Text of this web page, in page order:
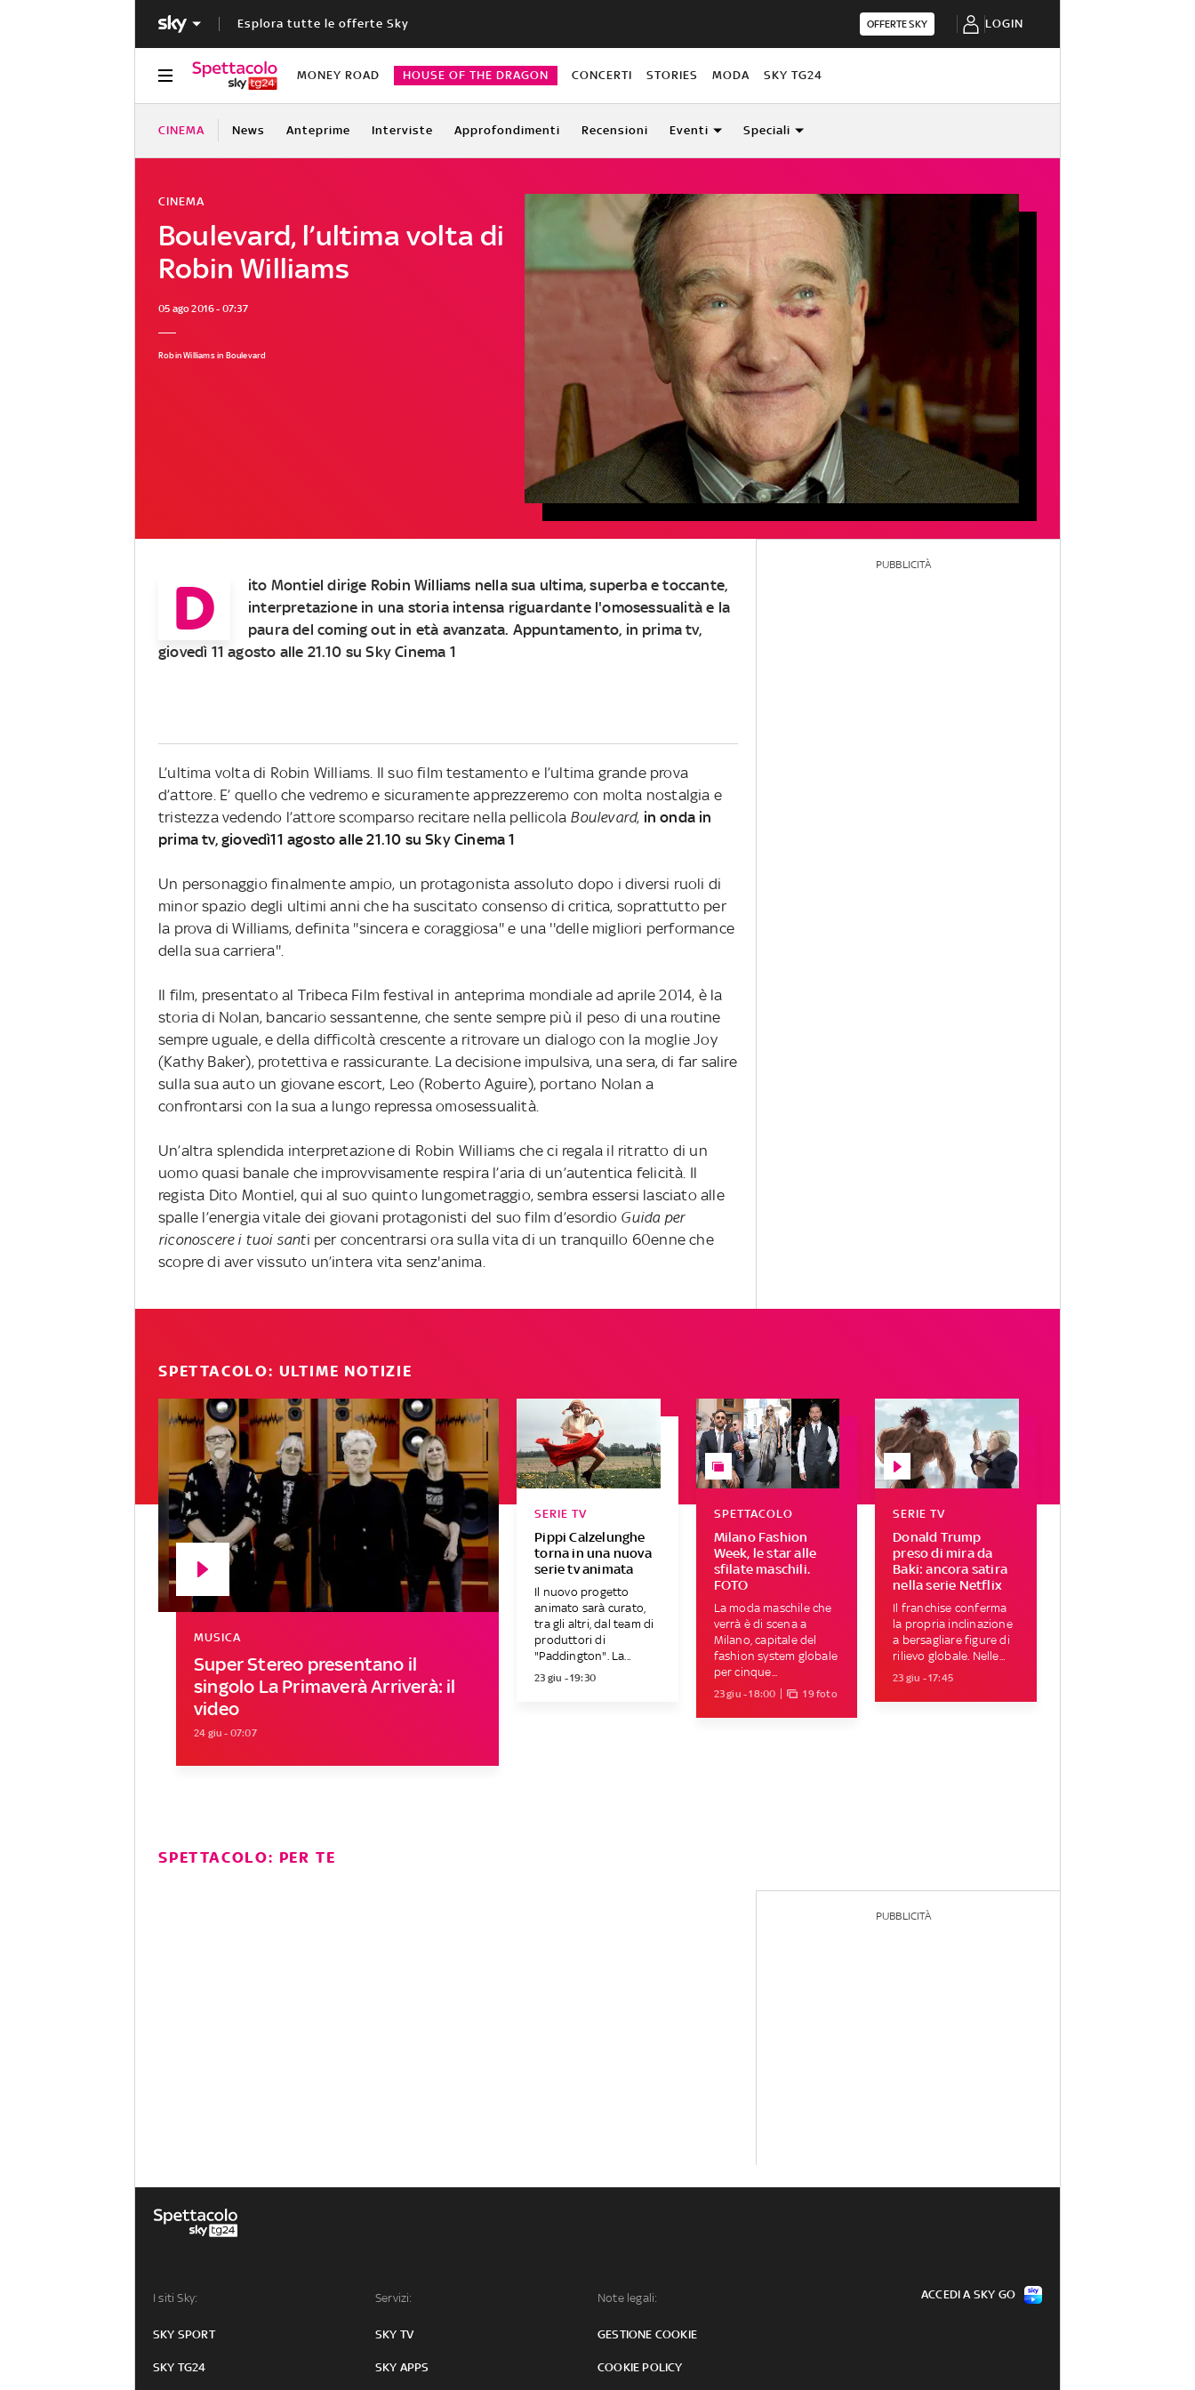
Esplora tutte le offerte Sky OFFERTE SKY LOGIN
MONEY ROAD HOUSE OF THE DRAGON CONCERTI STORIES MODA SKY TG24
CINEMA News Anteprime Interviste Approfondimenti Recensioni Eventi Speciali
Boulevard, l’ultima volta di
Robin Williams
CINEMA
05 ago 2016 - 07:37
Robin Williams in Boulevard
D
ito Montiel dirige Robin Williams nella sua ultima, superba e toccante,
interpretazione in una storia intensa riguardante l'omosessualità e la
paura del coming out in età avanzata. Appuntamento, in prima tv,
giovedì 11 agosto alle 21.10 su Sky Cinema 1
L’ultima volta di Robin Williams. Il suo film testamento e l’ultima grande prova
d’attore. E’ quello che vedremo e sicuramente apprezzeremo con molta nostalgia e
tristezza vedendo l’attore scomparso recitare nella pellicola Boulevard, in onda in
prima tv, giovedì11 agosto alle 21.10 su Sky Cinema 1
Un personaggio finalmente ampio, un protagonista assoluto dopo i diversi ruoli di
minor spazio degli ultimi anni che ha suscitato consenso di critica, soprattutto per
la prova di Williams, definita ''sincera e coraggiosa'' e una ''delle migliori performance
della sua carriera''.
Il film, presentato al Tribeca Film festival in anteprima mondiale ad aprile 2014, è la
storia di Nolan, bancario sessantenne, che sente sempre più il peso di una routine
sempre uguale, e della difficoltà crescente a ritrovare un dialogo con la moglie Joy
(Kathy Baker), protettiva e rassicurante. La decisione impulsiva, una sera, di far salire
sulla sua auto un giovane escort, Leo (Roberto Aguire), portano Nolan a
confrontarsi con la sua a lungo repressa omosessualità.
Un’altra splendida interpretazione di Robin Williams che ci regala il ritratto di un
uomo quasi banale che improvvisamente respira l’aria di un’autentica felicità. Il
regista Dito Montiel, qui al suo quinto lungometraggio, sembra essersi lasciato alle
spalle l’energia vitale dei giovani protagonisti del suo film d’esordio Guida per
riconoscere i tuoi santi per concentrarsi ora sulla vita di un tranquillo 60enne che
scopre di aver vissuto un’intera vita senz'anima.
PUBBLICITÀ
SPETTACOLO: ULTIME NOTIZIE
Super Stereo presentano il
singolo La Primaverà Arriverà: il
video
MUSICA
24 giu - 07:07
Pippi Calzelunghe
torna in una nuova
serie tv animata
SERIE TV
Il nuovo progetto
animato sarà curato,
tra gli altri, dal team di
produttori di
"Paddington". La...
23 giu - 19:30
Milano Fashion
Week, le star alle
sfilate maschili.
FOTO
SPETTACOLO
La moda maschile che
verrà è di scena a
Milano, capitale del
fashion system globale
per cinque...
23 giu - 18:00 19 foto
Donald Trump
preso di mira da
Baki: ancora satira
nella serie Netflix
SERIE TV
Il franchise conferma
la propria inclinazione
a bersagliare figure di
rilievo globale. Nelle...
23 giu - 17:45
SPETTACOLO: PER TE
PUBBLICITÀ
I siti Sky:
SKY SPORT
SKY TG24
Servizi:
SKY TV
SKY APPS
Note legali:
GESTIONE COOKIE
COOKIE POLICY
ACCEDI A SKY GO